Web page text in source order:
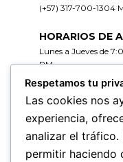
(+57) 317-700-1304
HORARIOS DE
Lunes a Jueves de
PM
Viernes de 7:00 AM
HORARIOS DE
Lunes a Jueves de
PM
Respetamos tu
Las cookies nos
experiencia,
analizar el tráfico.
permitir haciendo